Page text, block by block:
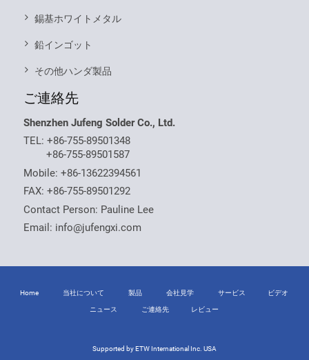
錫基ホワイトメタル
鉛インゴット
その他ハンダ製品
ご連絡先
Shenzhen Jufeng Solder Co., Ltd.
TEL:+86-755-89501348
+86-755-89501587
Mobile:+86-13622394561
FAX: +86-755-89501292
Contact Person: Pauline Lee
Email: info@jufengxi.com
Home 当社について 製品 会社見学 サービス ビデオ
ニュース ご連絡先 レビュー
Supported by ETW International Inc. USA